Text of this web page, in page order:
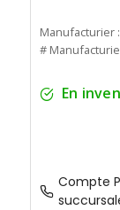
Manufacturier :
#
En
Compte